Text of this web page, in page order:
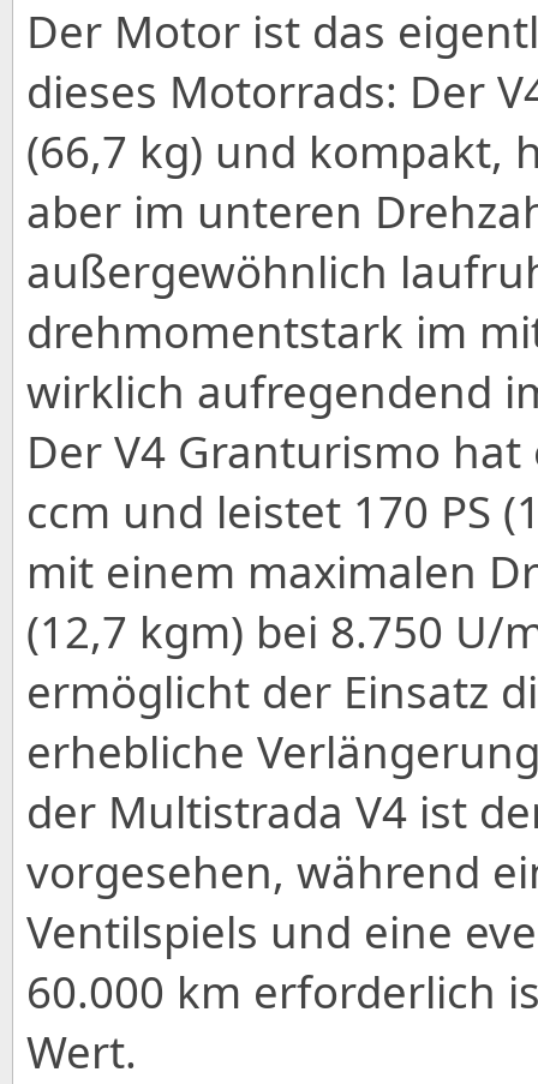
Der Motor ist das
dieses Motorrads: Der
(66,7 kg) und kompakt,
aber im unteren
außergewöhnlich
drehmomentstark im
wirklich aufregendend
Der V4 Granturismo
ccm und leistet 170 PS
mit einem maximalen
(12,7 kgm) bei 8.750 U/
ermöglicht der Einsatz
erhebliche
der Multistrada V4 ist
vorgesehen, während
Ventilspiels und eine
60.000 km erforderlich
Wert.